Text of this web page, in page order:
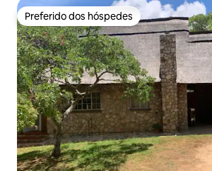
Preferido dos hóspedes
Preferido dos hóspedes